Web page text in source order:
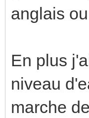
anglais
En plus
niveau
marche